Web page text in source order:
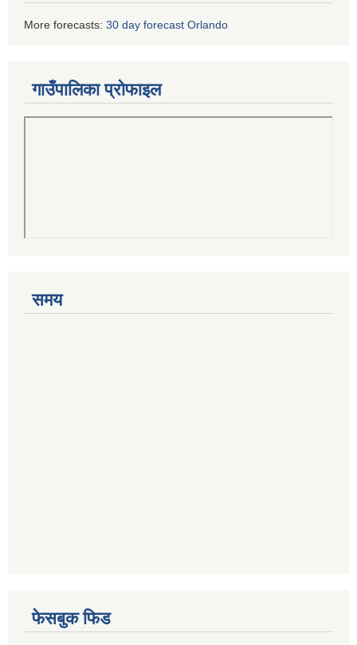
More forecasts: 30 day forecast Orlando
गाउँपालिका प्रोफाइल
समय
फेसबुक फिड